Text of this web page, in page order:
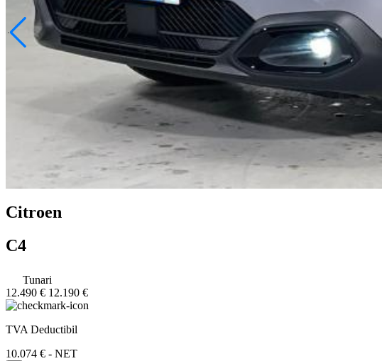
Citroen
C4
Tunari
12.490 € 12.190 €
TVA Deductibil
10.074 € - NET